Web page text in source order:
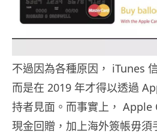
不過因為各種原因， iTunes
而是在 2019 年才得以透過
持者見面。而事實上， Apple
現金回贈，加上海外簽帳毋須